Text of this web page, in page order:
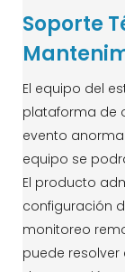
Soporte
El equipo del
plataforma de
evento
equipo se
El producto
configuración
monitoreo
puede resolver